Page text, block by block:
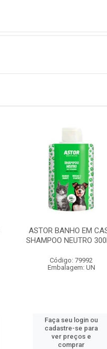
ASTOR BANHO EM
SHAMPOO NEUTRO
Código: 79992
Embalagem: UN
Faça seu login ou
cadastre-se para
ver preços e
comprar